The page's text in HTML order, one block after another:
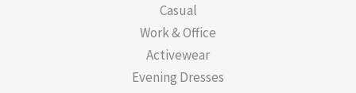
Casual
Work & Office
Activewear
Evening Dresses